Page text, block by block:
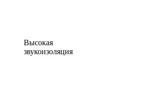
Высокая
звукоизоляция